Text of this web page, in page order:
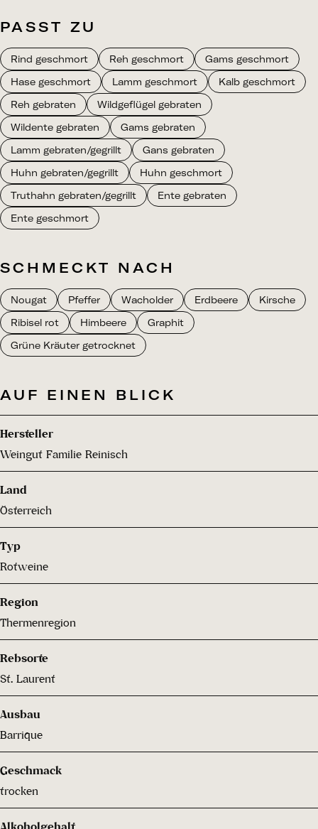
PASST ZU
Rind geschmort Reh geschmort
Gams geschmort
Hase geschmort
Lamm geschmort
Kalb geschmort
Reh gebraten
Wildgeflügel gebraten
Wildente gebraten
Gams gebraten
Lamm gebraten/gegrillt
Gans gebraten
Huhn gebraten/gegrillt
Huhn geschmort
Truthahn gebraten/gegrillt
Ente gebraten
Ente geschmort
SCHMECKT NACH
Nougat Pfeffer Wacholder Erdbeere
Kirsche
Ribisel rot
Himbeere
Graphit
Grüne Kräuter getrocknet
AUF EINEN BLICK
Hersteller
Weingut Familie Reinisch
Land
Österreich
Typ
Rotweine
Region
Thermenregion
Rebsorte
St. Laurent
Ausbau
Barrique
Geschmack
trocken
Alkoholgehalt